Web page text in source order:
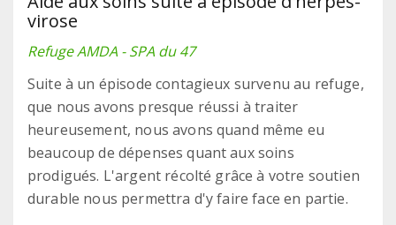
virose
Refuge AMDA - SPA du 47
Suite à un épisode contagieux survenu au refuge,
que nous avons presque réussi à traiter
heureusement, nous avons quand même eu
beaucoup de dépenses quant aux soins
prodigués. L'argent récolté grâce à votre soutien
durable nous permettra d'y faire face en partie.